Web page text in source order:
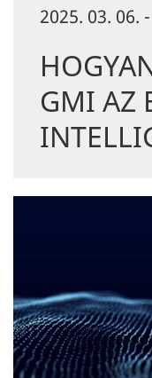
2025. 03. 06. -
GMI AZ